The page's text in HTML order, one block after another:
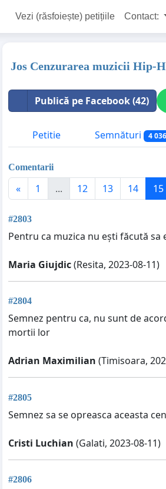
Vezi (răsfoiește) petițiile Contact:
Jos Cenzurarea muzicii Hip-
Publică pe Facebook (42)
Petitie Semnături 4 036
Comentarii
« 1 ... 12 13 14 15
#2803
Pentru ca muzica nu ești făcută sa
Maria Giujdic(Resita, 2023-08-11)
#2804
Semnez pentru ca, nu sunt de
mortii lor
Adrian Maximilian (Timisoara,
#2805
Semnez sa se opreasca aceasta
Cristi Luchian (Galati, 2023-08-11)
#2806